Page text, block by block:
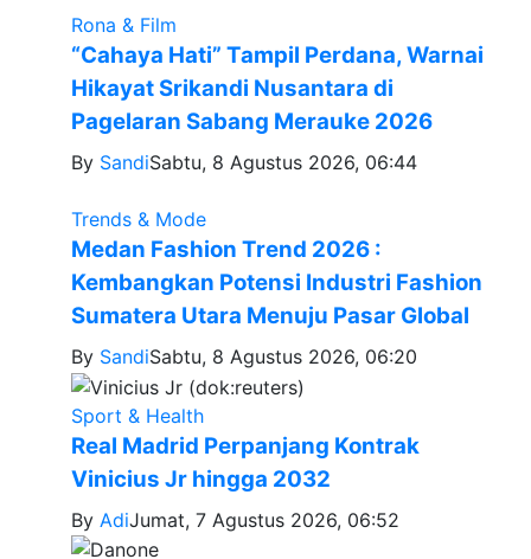
Rona & Film
“Cahaya Hati” Tampil Perdana, Warnai
Hikayat Srikandi Nusantara di
Pagelaran Sabang Merauke 2026
By SandiSabtu, 8 Agustus 2026, 06:44
Trends & Mode
Medan Fashion Trend 2026 :
Kembangkan Potensi Industri Fashion
Sumatera Utara Menuju Pasar Global
By SandiSabtu, 8 Agustus 2026, 06:20
Sport & Health
Real Madrid Perpanjang Kontrak
Vinicius Jr hingga 2032
By AdiJumat, 7 Agustus 2026, 06:52